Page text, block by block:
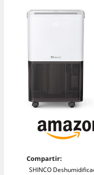
Compartir:
SHINCO